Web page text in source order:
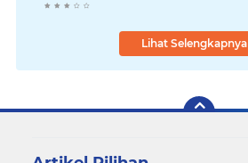
Terbanyak
Lihat Selengkapnya